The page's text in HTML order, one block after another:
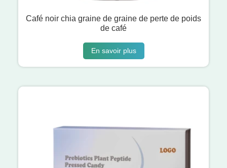
Café noir chia graine de graine de perte de poids
de café
En savoir plus